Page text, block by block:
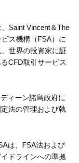
Saint Vincent＆The
ス機構（FSA）に
世界の投資家に証
CFD取引サービス
ィーン諸島政府に
法の管理および執
は、FSA法および
ドラインへの準拠